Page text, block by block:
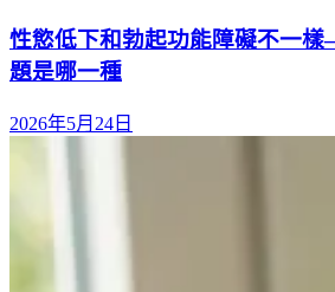
性慾低下和勃起功能障礙不一
題是哪一種
2026年5月24日